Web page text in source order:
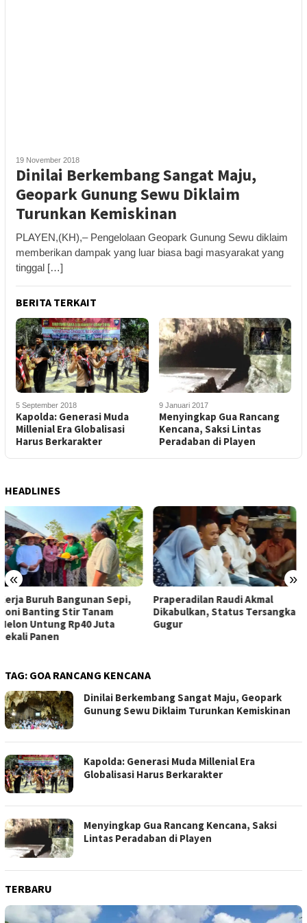
19 November 2018
Dinilai Berkembang Sangat Maju,
Geopark Gunung Sewu Diklaim
Turunkan Kemiskinan
PLAYEN,(KH),– Pengelolaan Geopark Gunung Sewu diklaim
memberikan dampak yang luar biasa bagi masyarakat yang
tinggal […]
BERITA TERKAIT
5 September 2018
Kapolda: Generasi Muda
Millenial Era Globalisasi
Harus Berkarakter
9 Januari 2017
Menyingkap Gua Rancang
Kencana, Saksi Lintas
Peradaban di Playen
HEADLINES
« »
Praperadilan Raudi Akmal
Dikabulkan, Status Tersangka
Gugur
Dompet Dhuafa Salurkan 150
Ribu Liter Air Bersih ke
Pelosok Gunungkidul
TAG: GOA RANCANG KENCANA
Dinilai Berkembang Sangat Maju, Geopark
Gunung Sewu Diklaim Turunkan Kemiskinan
Kapolda: Generasi Muda Millenial Era
Globalisasi Harus Berkarakter
Menyingkap Gua Rancang Kencana, Saksi
Lintas Peradaban di Playen
TERBARU